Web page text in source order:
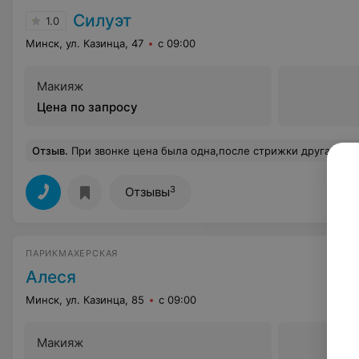
1.0 Силуэт
Минск, ул. Казинца, 47 с 09:00
Макияж
Цена по запросу
Отзыв. При звонке цена была одна,после стрижки другая,увеличилась в большую сторону! СТРИЧЬ
Отзывы3
ПАРИКМАХЕРСКАЯ
Алеся
Минск, ул. Казинца, 85 с 09:00
Макияж